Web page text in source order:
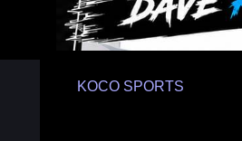
KOCO SPORTS